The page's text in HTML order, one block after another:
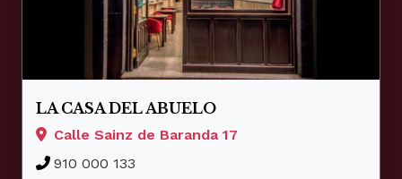
LA CASA DEL ABUELO
Calle Sainz de Baranda 17
910 000 133